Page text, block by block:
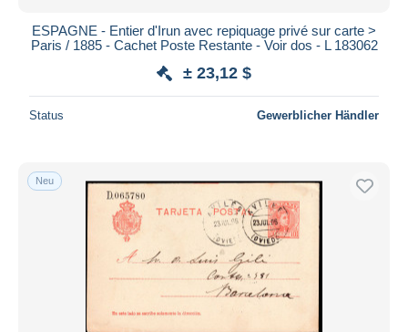
ESPAGNE - Entier d'Irun avec repiquage privé sur carte >
Paris / 1885 - Cachet Poste Restante - Voir dos - L 183062
± 23,12 $
Status Gewerblicher Händler
Neu